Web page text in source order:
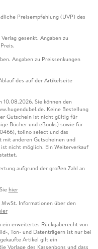
Preisempfehlung (UVP) des
gesenkt. Angaben zu
Angaben zu Preissenkungen
des auf der Artikelseite
10.08.2026. Sie können den
Keine Bestellung
Gutschein ist nicht gültig für
Bücher und eBooks) sowie für
tolino select und das
anderen Gutscheinen und
ist nicht möglich. Ein Weiterverkauf
aufgrund der großen Zahl an
hier
Informationen über den
erweitertes Rückgaberecht von
, Ton- und Datenträgern ist nur bei
Artikel gilt ein
Vorlage des Kassenbons und dass